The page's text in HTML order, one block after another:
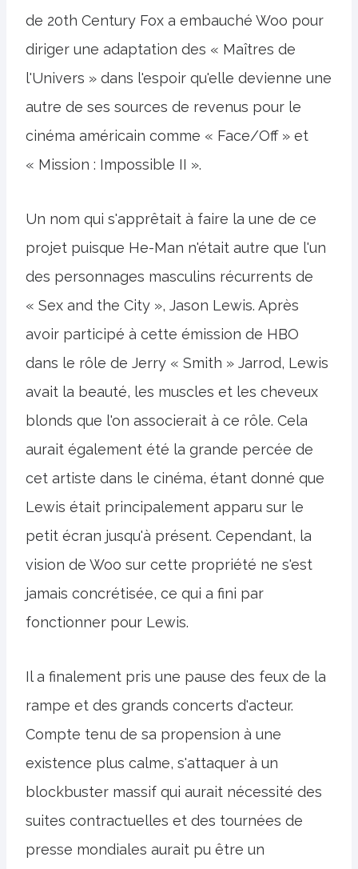
de 20th Century Fox a embauché Woo pour
diriger une adaptation des « Maîtres de
l'Univers » dans l'espoir qu'elle devienne une
autre de ses sources de revenus pour le
cinéma américain comme « Face/Off » et
« Mission : Impossible II ».
Un nom qui s'apprêtait à faire la une de ce
projet puisque He-Man n'était autre que l'un
des personnages masculins récurrents de
« Sex and the City », Jason Lewis. Après
avoir participé à cette émission de HBO
dans le rôle de Jerry « Smith » Jarrod, Lewis
avait la beauté, les muscles et les cheveux
blonds que l'on associerait à ce rôle. Cela
aurait également été la grande percée de
cet artiste dans le cinéma, étant donné que
Lewis était principalement apparu sur le
petit écran jusqu'à présent. Cependant, la
vision de Woo sur cette propriété ne s'est
jamais concrétisée, ce qui a fini par
fonctionner pour Lewis.
Il a finalement pris une pause des feux de la
rampe et des grands concerts d'acteur.
Compte tenu de sa propension à une
existence plus calme, s'attaquer à un
blockbuster massif qui aurait nécessité des
suites contractuelles et des tournées de
presse mondiales aurait pu être un